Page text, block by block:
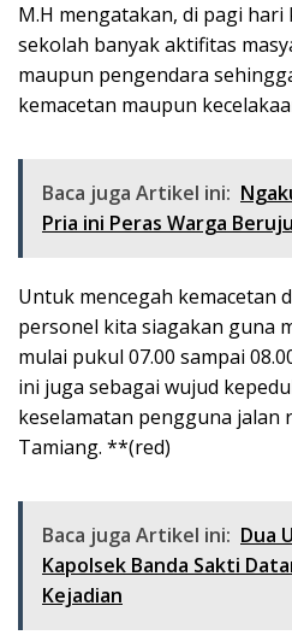
M.H mengatakan, di pagi hari
sekolah banyak aktifitas
maupun pengendara
kemacetan maupun
Baca juga Artikel ini:
Pria ini Peras Warga
Untuk mencegah kemacetan
personel kita siagakan guna
mulai pukul 07.00 sampai
ini juga sebagai wujud
keselamatan pengguna jalan
Tamiang. **(red)
Baca juga Artikel ini: Dua
Kapolsek Banda Sakti
Kejadian